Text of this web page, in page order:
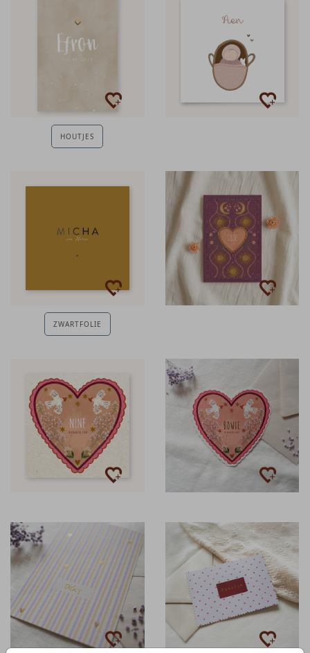
HOUTJES
ZWARTFOLIE